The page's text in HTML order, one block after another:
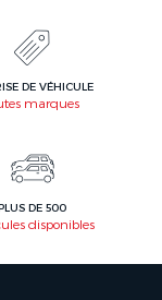
DE VÉHICULE
marques
DE 500
disponibles